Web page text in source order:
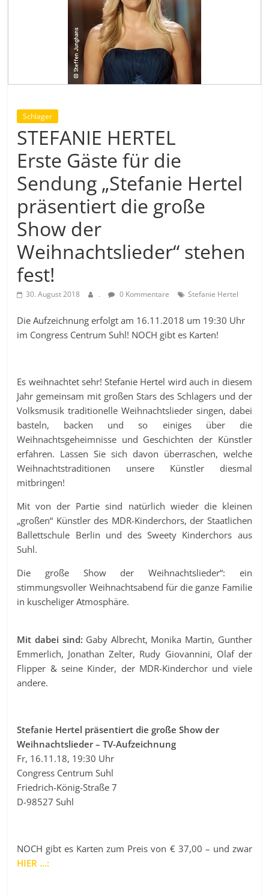
Schlager
STEFANIE HERTEL
Erste Gäste für die
Sendung „Stefanie Hertel
präsentiert die große
Show der
Weihnachtslieder“ stehen
fest!
30. August 2018 . 0 Kommentare Stefanie Hertel
Die Aufzeichnung erfolgt am 16.11.2018 um 19:30 Uhr
im Congress Centrum Suhl! NOCH gibt es Karten!
Es weihnachtet sehr! Stefanie Hertel wird auch in diesem
Jahr gemeinsam mit großen Stars des Schlagers und der
Volksmusik traditionelle Weihnachtslieder singen, dabei
basteln, backen und so einiges über die
Weihnachtsgeheimnisse und Geschichten der Künstler
erfahren. Lassen Sie sich davon überraschen, welche
Weihnachtstraditionen unsere Künstler diesmal
mitbringen!
Mit von der Partie sind natürlich wieder die kleinen
„großen“ Künstler des MDR-Kinderchors, der Staatlichen
Ballettschule Berlin und des Sweety Kinderchors aus
Suhl.
Die große Show der Weihnachtslieder“: ein
stimmungsvoller Weihnachtsabend für die ganze Familie
in kuscheliger Atmosphäre.
Mit dabei sind: Gaby Albrecht, Monika Martin, Gunther
Emmerlich, Jonathan Zelter, Rudy Giovannini, Olaf der
Flipper & seine Kinder, der MDR-Kinderchor und viele
andere.
Stefanie Hertel präsentiert die große Show der
Weihnachtslieder – TV-Aufzeichnung
Fr, 16.11.18, 19:30 Uhr
Congress Centrum Suhl
Friedrich-König-Straße 7
D-98527 Suhl
NOCH gibt es Karten zum Preis von € 37,00 – und zwar
HIER …: